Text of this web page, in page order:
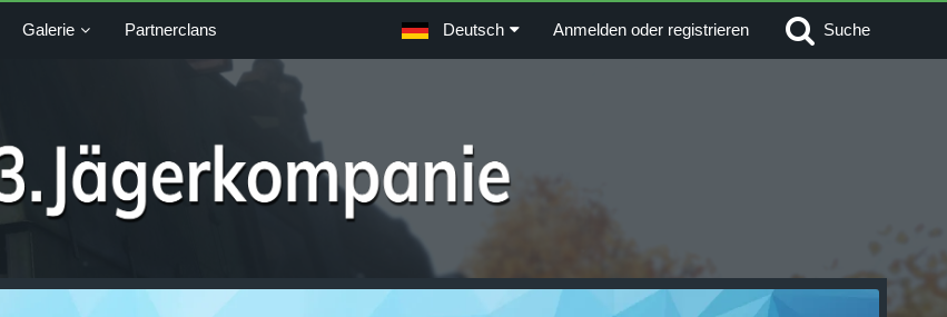
Galerie Partnerclans Deutsch Anmelden oder registrieren Suche